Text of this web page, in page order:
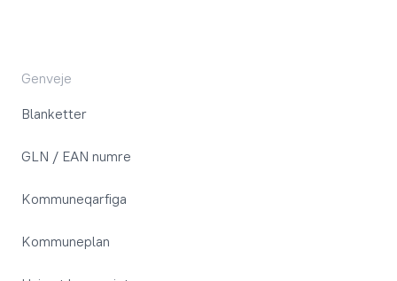
Genveje
Blanketter
GLN / EAN numre
Kommuneqarfiga
Kommuneplan